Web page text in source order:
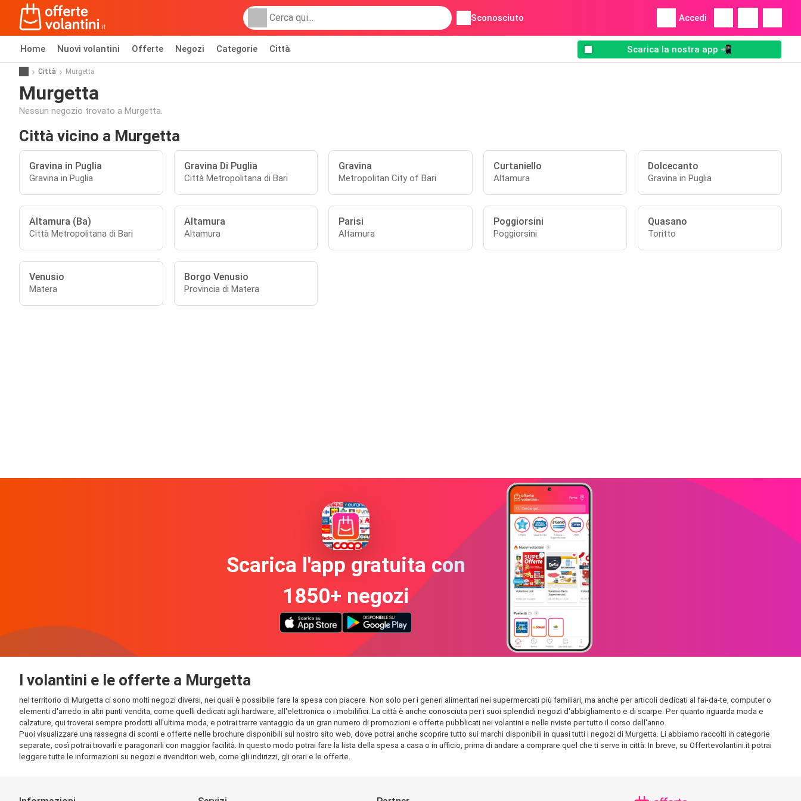
Sconosciuto Accedi
Home Nuovi volantini Offerte Negozi Categorie Città Scarica la nostra app 📲
Città Murgetta
Murgetta
Nessun negozio trovato a Murgetta.
Città vicino a Murgetta
Gravina in Puglia
Gravina in Puglia
Gravina Di Puglia
Città Metropolitana di Bari
Gravina
Metropolitan City of Bari
Curtaniello
Altamura
Dolcecanto
Gravina in Puglia
Altamura (Ba)
Città Metropolitana di Bari
Altamura
Altamura
Parisi
Altamura
Poggiorsini
Poggiorsini
Quasano
Toritto
Venusio
Matera
Borgo Venusio
Provincia di Matera
Scarica l'app gratuita con
1850+ negozi
I volantini e le offerte a Murgetta
nel territorio di Murgetta ci sono molti negozi diversi, nei quali è possibile fare la spesa con piacere. Non solo per i generi alimentari nei supermercati più familiari, ma anche per articoli dedicati al fai-da-te, computer o
elementi d'arredo in altri punti vendita, come quelli dedicati agli hardware, all'elettronica o i mobilifici. La città è anche conosciuta per i suoi splendidi negozi d'abbigliamento e di scarpe. Per quanto riguarda moda e
calzature, qui troverai sempre prodotti all'ultima moda, e potrai trarre vantaggio da un gran numero di promozioni e offerte pubblicati nei volantini e nelle riviste per tutto il corso dell'anno.
Puoi visualizzare una rassegna di sconti e offerte nelle brochure disponibili sul nostro sito web, dove potrai anche scoprire tutto sui marchi disponibili in quasi tutti i negozi di Murgetta. Li abbiamo raccolti in categorie
separate, così potrai trovarli e paragonarli con maggior facilità. In questo modo potrai fare la lista della spesa a casa o in ufficio, prima di andare a comprare quel che ti serve in città. In breve, su Offertevolantini.it potrai
leggere tutte le informazioni su negozi e rivenditori web, come gli indirizzi, gli orari e le offerte.